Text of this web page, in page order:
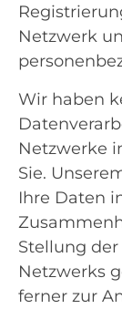
Netzwerk
Wir haben
Netzwerke
Sie.
Ihre Daten
Stellung
Netzwerks
ferner zur